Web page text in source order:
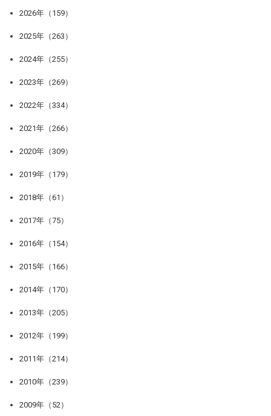
2026年（159）
2025年（263）
2024年（255）
2023年（269）
2022年（334）
2021年（266）
2020年（309）
2019年（179）
2018年（61）
2017年（75）
2016年（154）
2015年（166）
2014年（170）
2013年（205）
2012年（199）
2011年（214）
2010年（239）
2009年（52）